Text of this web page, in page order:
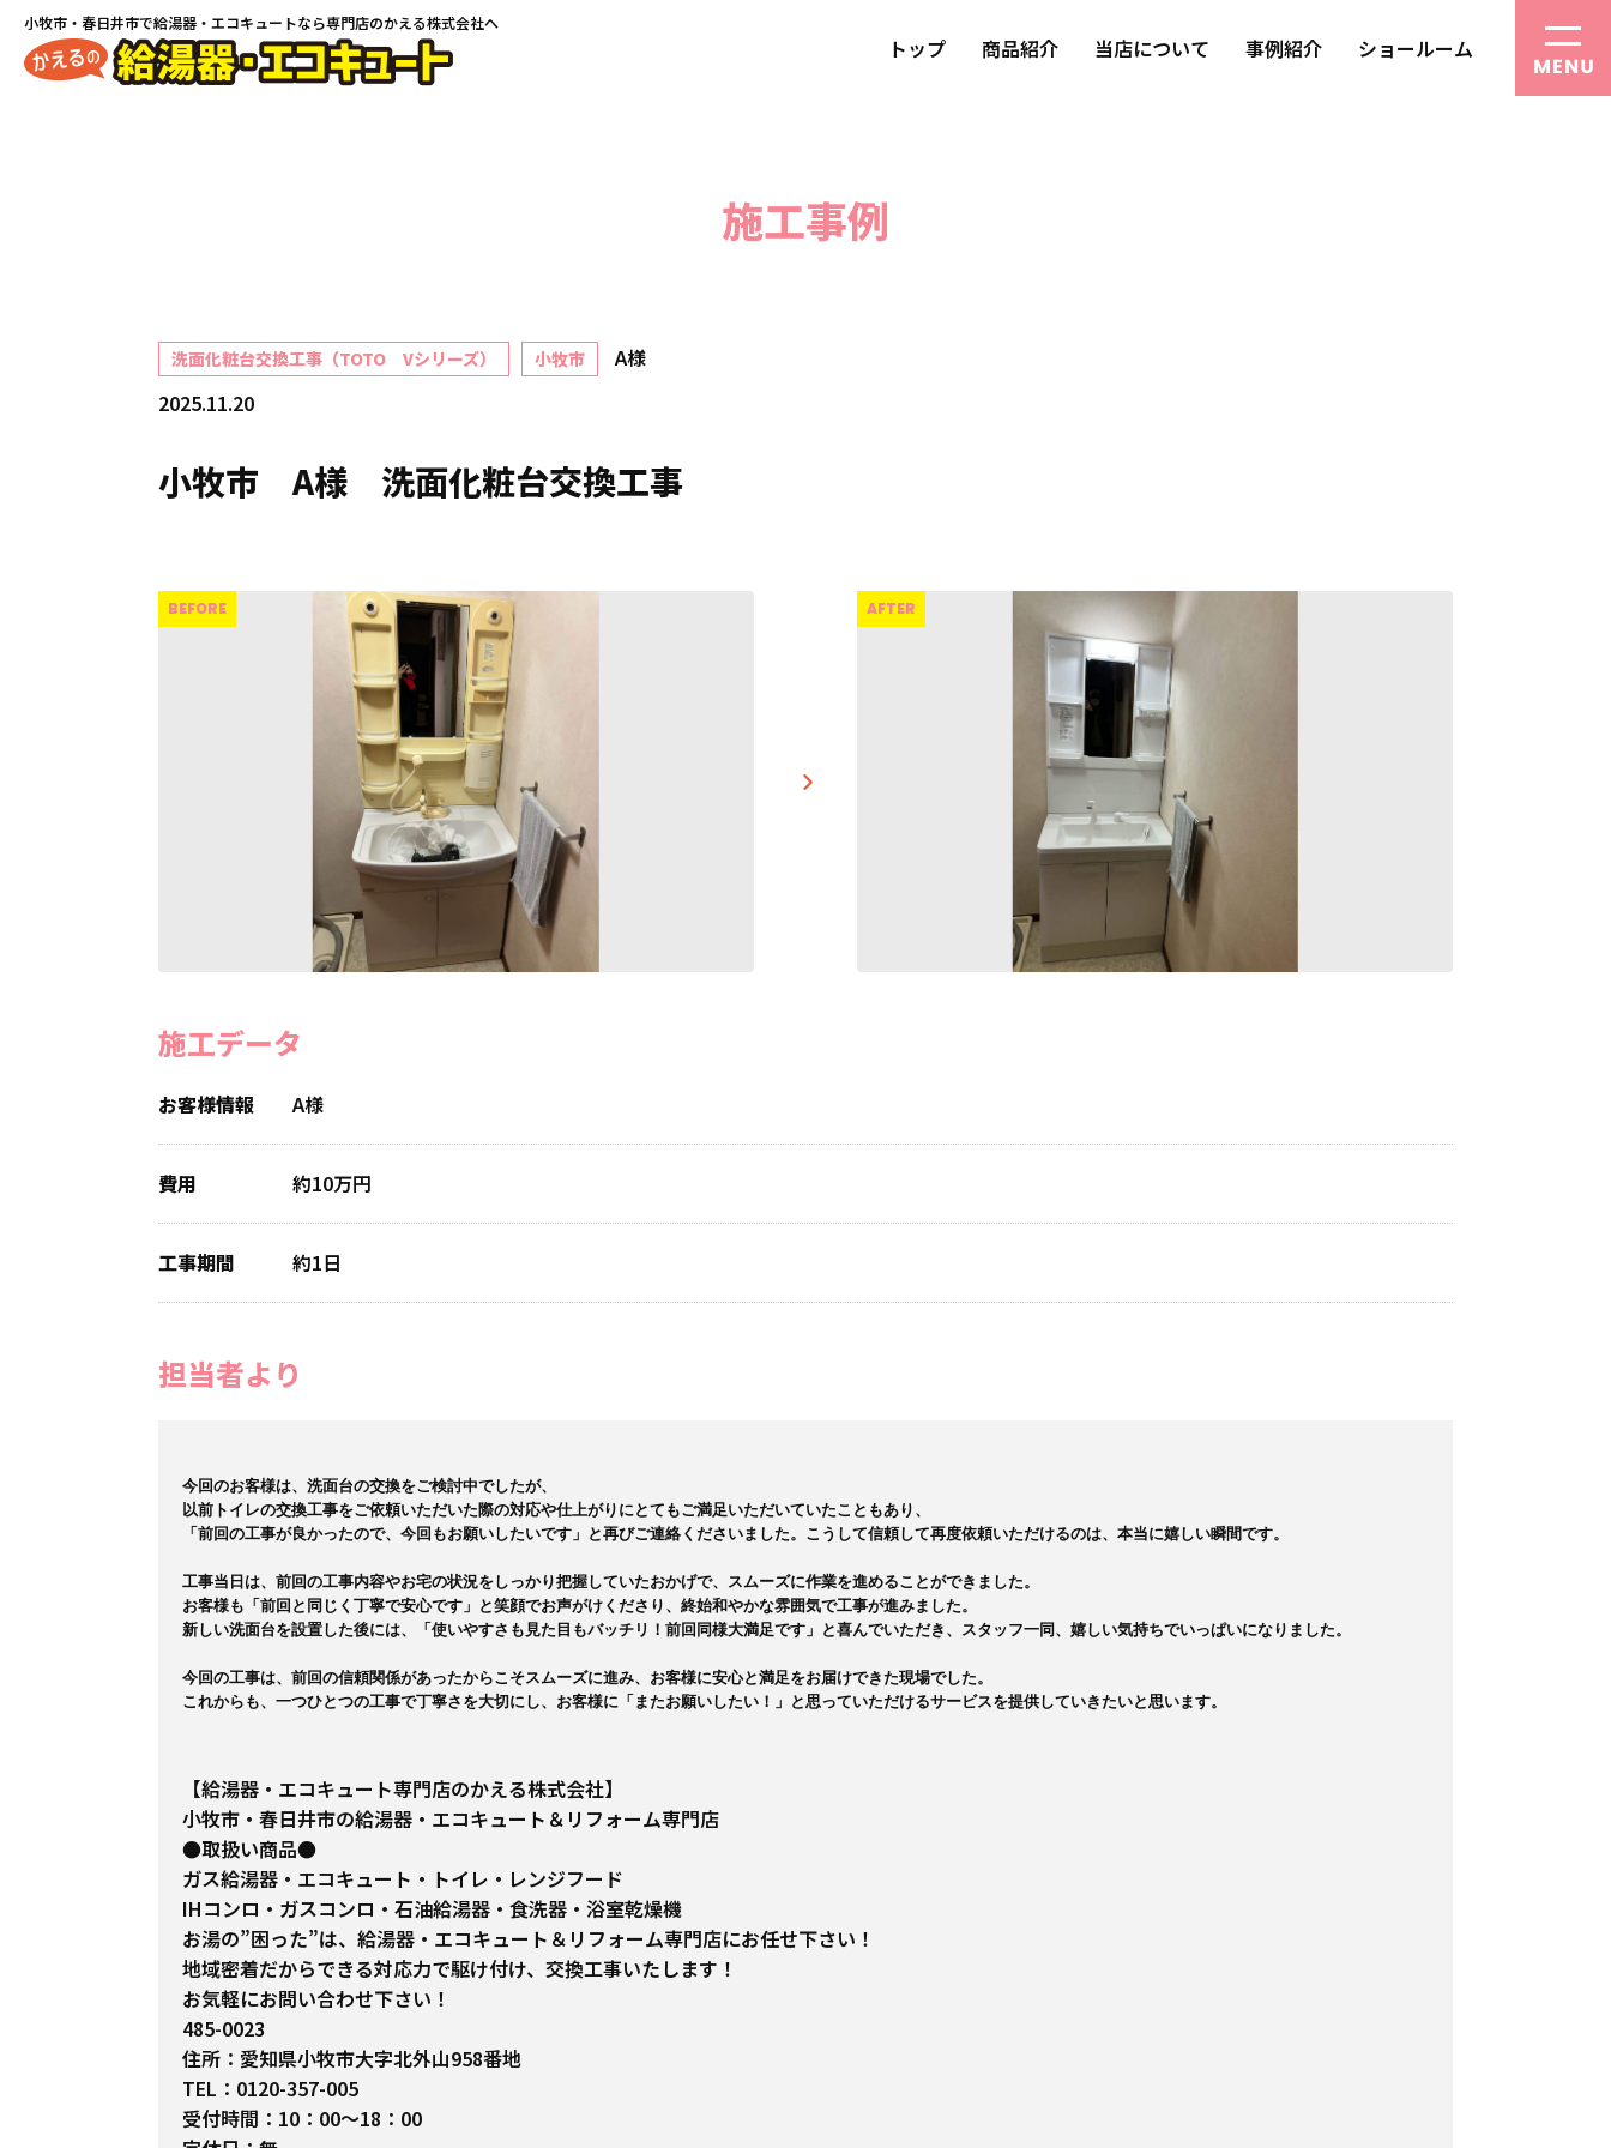
小牧市・春日井市で給湯器・エコキュートなら専門店のかえる株式会社へ
トップ 商品紹介 当店について 事例紹介 ショールーム
施工事例
洗面化粧台交換工事（TOTO Vシリーズ） 小牧市
A様
2025.11.20
小牧市 A様 洗面化粧台交換工事
施工データ
お客様情報 A様
費用 約10万円
工事期間 約1日
担当者より
今回のお客様は、洗面台の交換をご検討中でしたが、
以前トイレの交換工事をご依頼いただいた際の対応や仕上がりにとてもご満足いただいていたこともあり、
「前回の工事が良かったので、今回もお願いしたいです」と再びご連絡くださいました。こうして信頼して再度依頼いただけるのは、本当に嬉しい瞬間です。
工事当日は、前回の工事内容やお宅の状況をしっかり把握していたおかげで、スムーズに作業を進めることができました。
お客様も「前回と同じく丁寧で安心です」と笑顔でお声がけくださり、終始和やかな雰囲気で工事が進みました。
新しい洗面台を設置した後には、「使いやすさも見た目もバッチリ！前回同様大満足です」と喜んでいただき、スタッフ一同、嬉しい気持ちでいっぱいになりました。
今回の工事は、前回の信頼関係があったからこそスムーズに進み、お客様に安心と満足をお届けできた現場でした。
これからも、一つひとつの工事で丁寧さを大切にし、お客様に「またお願いしたい！」と思っていただけるサービスを提供していきたいと思います。
【給湯器・エコキュート専門店のかえる株式会社】
小牧市・春日井市の給湯器・エコキュート＆リフォーム専門店
●取扱い商品●
ガス給湯器・エコキュート・トイレ・レンジフード
IHコンロ・ガスコンロ・石油給湯器・食洗器・浴室乾燥機
お湯の”困った”は、給湯器・エコキュート＆リフォーム専門店にお任せ下さい！
地域密着だからできる対応力で駆け付け、交換工事いたします！
お気軽にお問い合わせ下さい！
485-0023
住所：愛知県小牧市大字北外山958番地
TEL：0120-357-005
受付時間：10：00～18：00